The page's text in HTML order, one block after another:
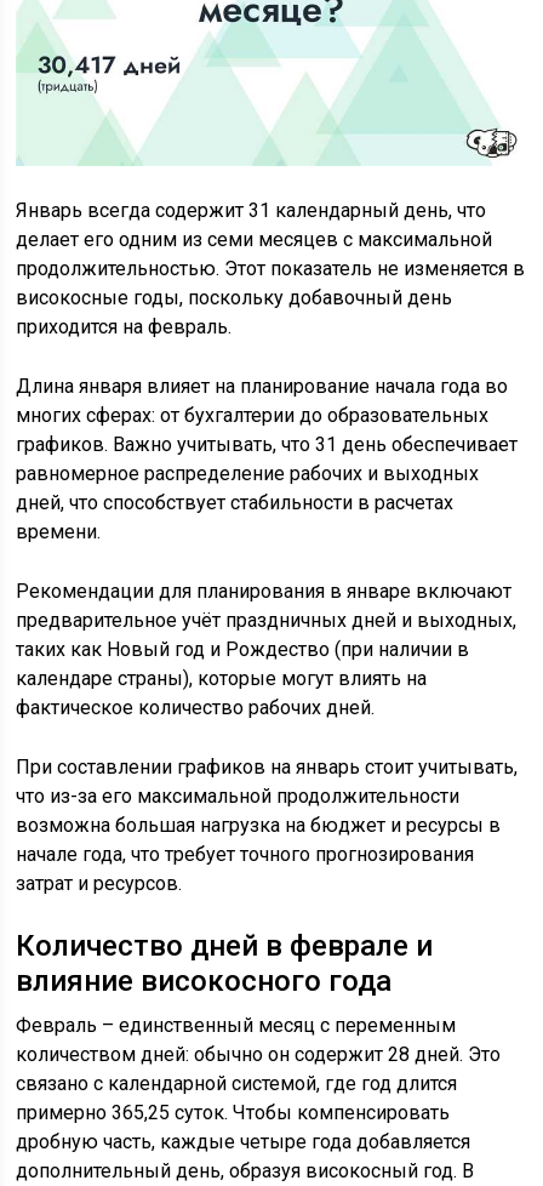
Январь всегда содержит 31 календарный день, что
делает его одним из семи месяцев с максимальной
продолжительностью. Этот показатель не изменяется в
високосные годы, поскольку добавочный день
приходится на февраль.
Длина января влияет на планирование начала года во
многих сферах: от бухгалтерии до образовательных
графиков. Важно учитывать, что 31 день обеспечивает
равномерное распределение рабочих и выходных
дней, что способствует стабильности в расчетах
времени.
Рекомендации для планирования в январе включают
предварительное учёт праздничных дней и выходных,
таких как Новый год и Рождество (при наличии в
календаре страны), которые могут влиять на
фактическое количество рабочих дней.
При составлении графиков на январь стоит учитывать,
что из-за его максимальной продолжительности
возможна большая нагрузка на бюджет и ресурсы в
начале года, что требует точного прогнозирования
затрат и ресурсов.
Количество дней в феврале и
влияние високосного года
Февраль – единственный месяц с переменным
количеством дней: обычно он содержит 28 дней. Это
связано с календарной системой, где год длится
примерно 365,25 суток. Чтобы компенсировать
дробную часть, каждые четыре года добавляется
дополнительный день, образуя високосный год. В